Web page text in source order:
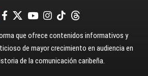
que ofrece contenidos informativos y
de mayor crecimiento en audiencia en
de la comunicación caribeña.